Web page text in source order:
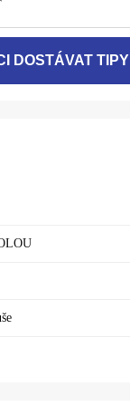
DOSTÁVAT TIPY